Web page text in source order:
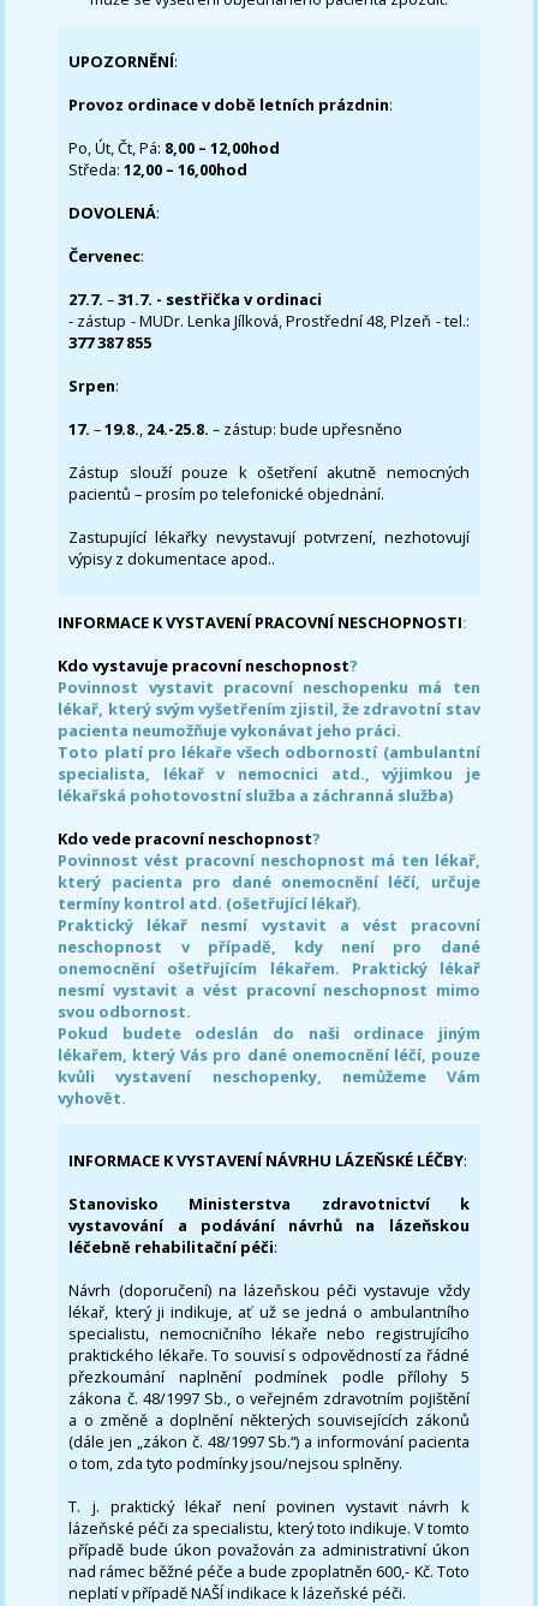
UPOZORNĚNÍ:
Provoz ordinace v době letních prázdnin:
Po, Út, Čt, Pá: 8,00 – 12,00hod
Středa:12,00 – 16,00hod
DOVOLENÁ:
Červenec:
27.7.–31.7. - sestřička v ordinaci
- zástup - MUDr. Lenka Jílková, Prostřední 48, Plzeň - tel.:
377 387 855
Srpen:
17. –19.8., 24.-25.8. – zástup: bude upřesněno
Zástup slouží pouze k ošetření akutně nemocných
pacientů – prosím po telefonické objednání.
Zastupující lékařky nevystavují potvrzení, nezhotovují
výpisy z dokumentace apod..
INFORMACE K VYSTAVENÍ PRACOVNÍ NESCHOPNOSTI:
Kdo vystavuje pracovní neschopnost?
Povinnost vystavit pracovní neschopenku má ten
lékař, který svým vyšetřením zjistil, že zdravotní stav
pacienta neumožňuje vykonávat jeho práci.
Toto platí pro lékaře všech odborností (ambulantní
specialista, lékař v nemocnici atd., výjimkou je
lékařská pohotovostní služba a záchranná služba)
Kdo vede pracovní neschopnost?
Povinnost vést pracovní neschopnost má ten lékař,
který pacienta pro dané onemocnění léčí, určuje
termíny kontrol atd. (ošetřující lékař).
Praktický lékař nesmí vystavit a vést pracovní
neschopnost v případě, kdy není pro dané
onemocnění ošetřujícím lékařem. Praktický lékař
nesmí vystavit a vést pracovní neschopnost mimo
svou odbornost.
Pokud budete odeslán do naši ordinace jiným
lékařem, který Vás pro dané onemocnění léčí, pouze
kvůli vystavení neschopenky, nemůžeme Vám
vyhovět.
INFORMACE K VYSTAVENÍ NÁVRHU LÁZEŇSKÉ LÉČBY:
Stanovisko Ministerstva zdravotnictví k
vystavování a podávání návrhů na lázeňskou
léčebně rehabilitační péči:
Návrh (doporučení) na lázeňskou péči vystavuje vždy
lékař, který ji indikuje, ať už se jedná o ambulantního
specialistu, nemocničního lékaře nebo registrujícího
praktického lékaře. To souvisí s odpovědností za řádné
přezkoumání naplnění podmínek podle přílohy 5
zákona č. 48/1997 Sb., o veřejném zdravotním pojištění
a o změně a doplnění některých souvisejících zákonů
(dále jen „zákon č. 48/1997 Sb.“) a informování pacienta
o tom, zda tyto podmínky jsou/nejsou splněny.
T. j. praktický lékař není povinen vystavit návrh k
lázeňské péči za specialistu, který toto indikuje. V tomto
případě bude úkon považován za administrativní úkon
nad rámec běžné péče a bude zpoplatněn 600,- Kč. Toto
neplatí v případě NAŠÍ indikace k lázeňské péči.